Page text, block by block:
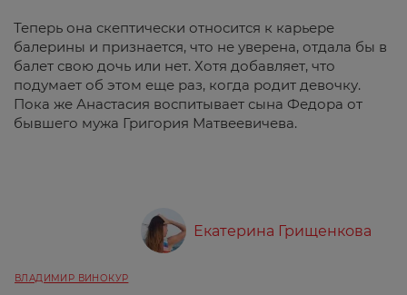
Теперь она скептически относится к карьере
балерины и признается, что не уверена, отдала бы в
балет свою дочь или нет. Хотя добавляет, что
подумает об этом еще раз, когда родит девочку.
Пока же Анастасия воспитывает сына Федора от
бывшего мужа Григория Матвеевичева.
Екатерина Грищенкова
ВЛАДИМИР ВИНОКУР